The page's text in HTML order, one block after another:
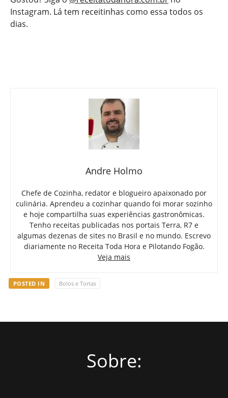
Instagram. Lá tem receitinhas como essa todos os
dias.
Andre Holmo
Chefe de Cozinha, redator e blogueiro apaixonado por
culinária. Aprendeu a cozinhar quando foi morar sozinho
e hoje compartilha suas experiências gastronômicas.
Tenho receitas publicadas nos portais Terra, R7 e
algumas dezenas de sites no Brasil e no mundo. Escrevo
diariamente no Receita Toda Hora e Pilotando Fogão.
Veja mais
POSTED IN Bolos e Tortas
Sobre: